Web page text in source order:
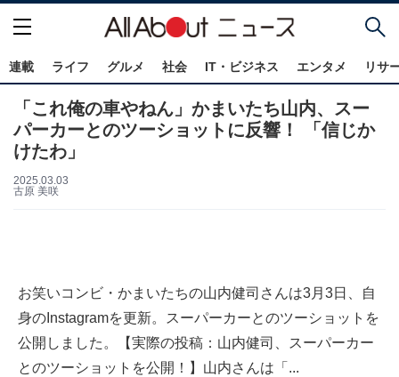
連載 ライフ グルメ 社会 IT・ビジネス エンタメ リサ
「これ俺の車やねん」かまいたち山内、スー
パーカーとのツーショットに反響！ 「信じか
けたわ」
2025.03.03
古原 美咲
お笑いコンビ・かまいたちの山内健司さんは3月3日、自
身のInstagramを更新。スーパーカーとのツーショットを
公開しました。【実際の投稿：山内健司、スーパーカー
とのツーショットを公開！】山内さんは「...